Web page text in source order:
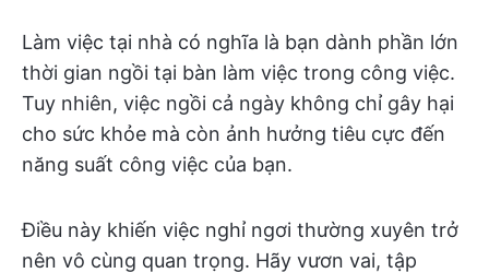
Làm việc tại nhà có nghĩa là bạn dành phần lớn
thời gian ngồi tại bàn làm việc trong công việc.
Tuy nhiên, việc ngồi cả ngày không chỉ gây hại
cho sức khỏe mà còn ảnh hưởng tiêu cực đến
năng suất công việc của bạn.
Điều này khiến việc nghỉ ngơi thường xuyên trở
nên vô cùng quan trọng. Hãy vươn vai, tập